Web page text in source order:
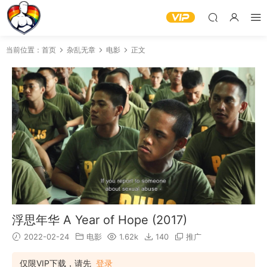
当前位置： 首页 杂乱无章 电影 正文
浮思年华 A Year of Hope (2017)
2022-02-24 电影 1.62k 140 推广
仅限VIP下载，请先 登录